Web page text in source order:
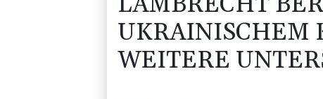
UKRAINISCHEM
WEITERE